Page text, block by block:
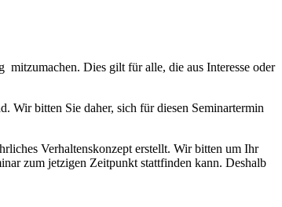
mitzumachen. Dies gilt für alle, die aus Interesse oder
Wir bitten Sie daher, sich für diesen Seminartermin
Verhaltenskonzept erstellt. Wir bitten um Ihr
zum jetzigen Zeitpunkt stattfinden kann. Deshalb